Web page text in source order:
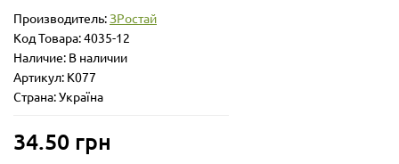
Производитель:ЗРостай
Код Товара:4035-12
Наличие: В наличии
Артикул: K077
Страна: Україна
34.50 грн